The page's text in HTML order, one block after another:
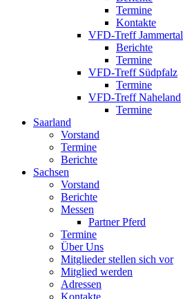
Termine
Kontakte
VFD-Treff Jammertal
Berichte
Termine
VFD-Treff Südpfalz
Termine
VFD-Treff Naheland
Termine
Saarland
Vorstand
Termine
Berichte
Sachsen
Vorstand
Berichte
Messen
Partner Pferd
Termine
Über Uns
Mitglieder stellen sich vor
Mitglied werden
Adressen
Kontakte